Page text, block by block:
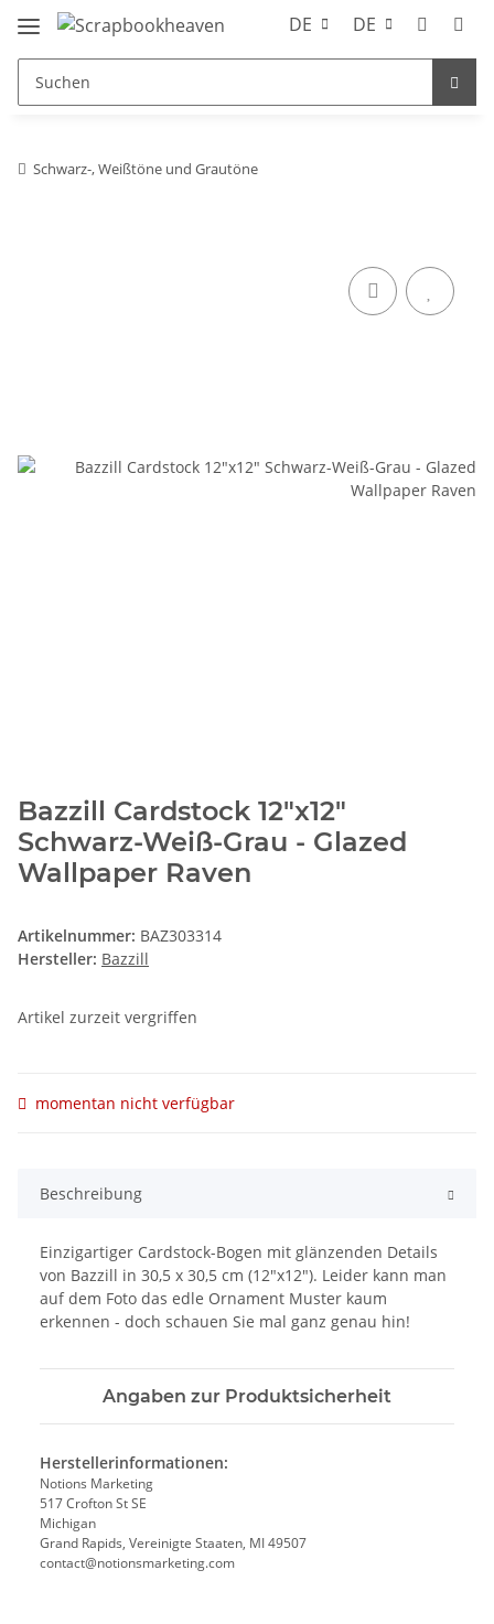
DE DE
Schwarz-, Weißtöne und Grautöne
Bazzill Cardstock 12"x12"
Schwarz-Weiß-Grau - Glazed
Wallpaper Raven
Artikelnummer: BAZ303314
Hersteller: Bazzill
Artikel zurzeit vergriffen
momentan nicht verfügbar
Beschreibung
Einzigartiger Cardstock-Bogen mit glänzenden Details
von Bazzill in 30,5 x 30,5 cm (12"x12"). Leider kann man
auf dem Foto das edle Ornament Muster kaum
erkennen - doch schauen Sie mal ganz genau hin!
Angaben zur Produktsicherheit
Herstellerinformationen:
Notions Marketing
517 Crofton St SE
Michigan
Grand Rapids, Vereinigte Staaten, MI 49507
contact@notionsmarketing.com